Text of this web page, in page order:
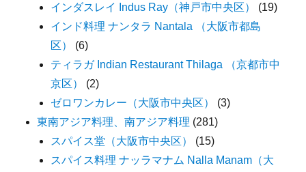
インダスレイ Indus Ray（神戸市中央区）
(19)
インド料理 ナンタラ Nantala （大阪市都島
区）
(6)
ティラガ Indian Restaurant Thilaga （京都市中
京区）
(2)
ゼロワンカレー（大阪市中央区）
(3)
東南アジア料理、南アジア料理 (281)
スパイス堂（大阪市中央区）
(15)
スパイス料理 ナッラマナム Nalla Manam（大